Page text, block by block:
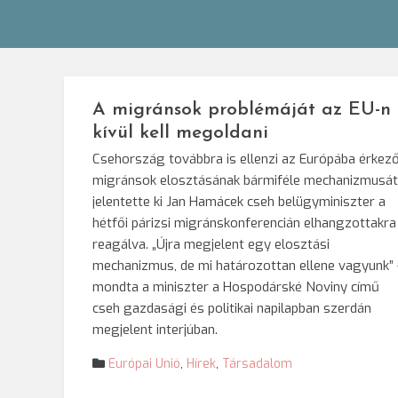
A migránsok problémáját az EU-n
kívül kell megoldani
Csehország továbbra is ellenzi az Európába érkező
migránsok elosztásának bármiféle
jelentette ki Jan Hamácek cseh belügyminiszter a
hétfői párizsi migránskonferencián elhangzottakra
reagálva. „Újra megjelent egy elosztási
mechanizmus, de mi határozottan ellene vagyunk”
mondta a miniszter a Hospodárské Noviny című
cseh gazdasági és politikai napilapban szerdán
megjelent interjúban.
Európai Unió, Hírek, Társadalom